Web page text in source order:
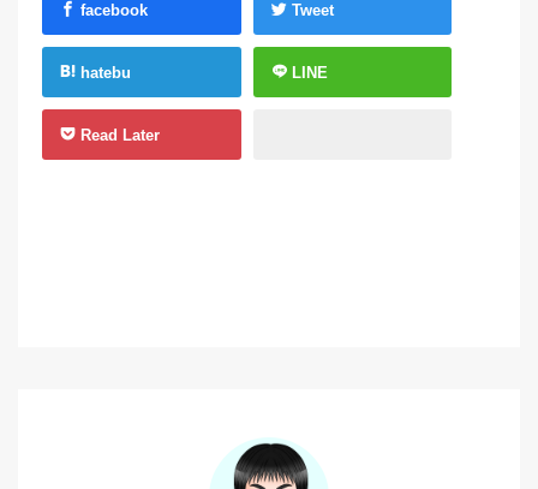
facebook Tweet
hatebu LINE
Read Later